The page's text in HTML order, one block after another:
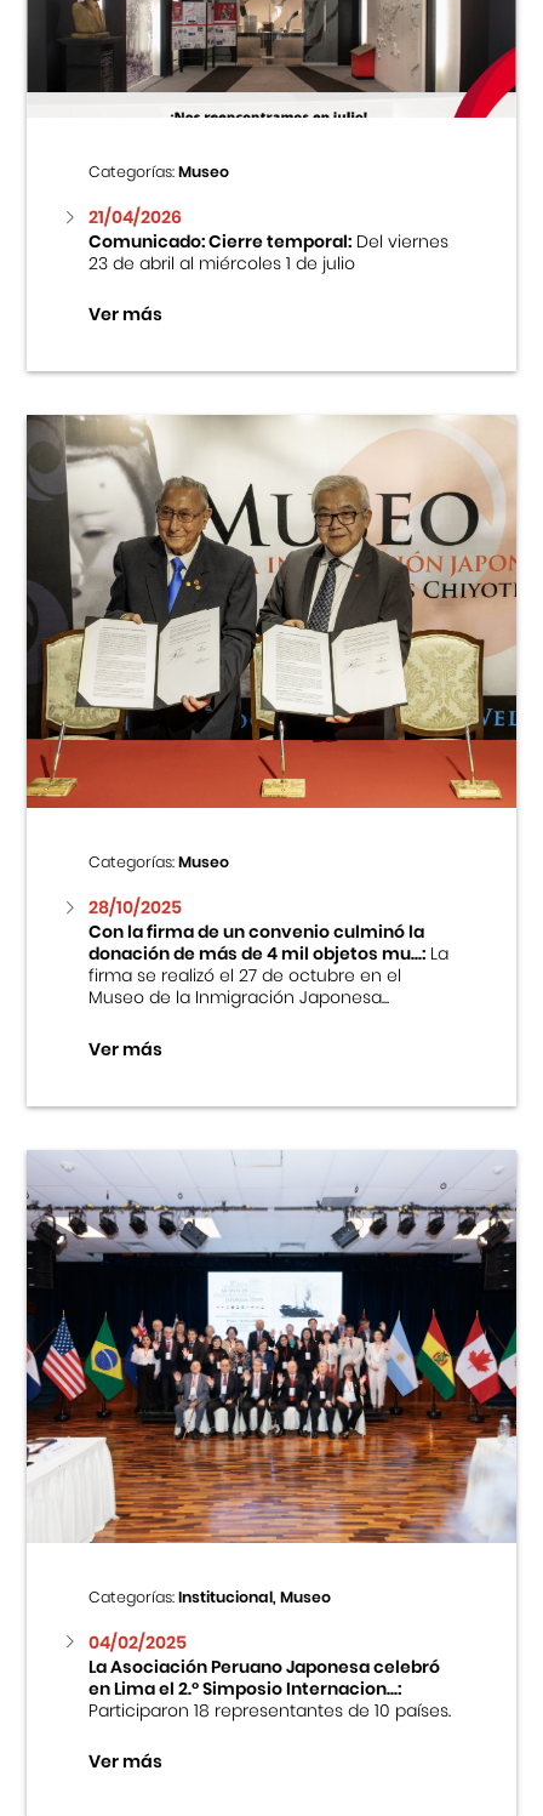
Centro Cultural Peruano Japonés
Museo de la Inmigración Japonesa
Fondo Editorial
Teatro Peruano Japonés
Categorías:Museo
21/04/2026
Comunicado: Cierre temporal:Del viernes
23 de abril al miércoles 1 de julio
Ver más
Categorías:Museo
28/10/2025
Con la firma de un convenio culminó la
donación de más de 4 mil objetos mu...:La
firma se realizó el 27 de octubre en el
Museo de la Inmigración Japonesa...
Ver más
Categorías:Institucional, Museo
04/02/2025
La Asociación Peruano Japonesa celebró
en Lima el 2.º Simposio Internacion...:
Participaron 18 representantes de 10 países.
Ver más